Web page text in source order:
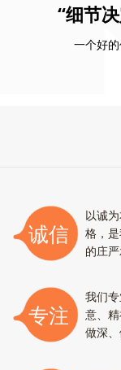
“细节
一个好
诚信
以诚
格，
的庄严
专注
我们
意、
做深、